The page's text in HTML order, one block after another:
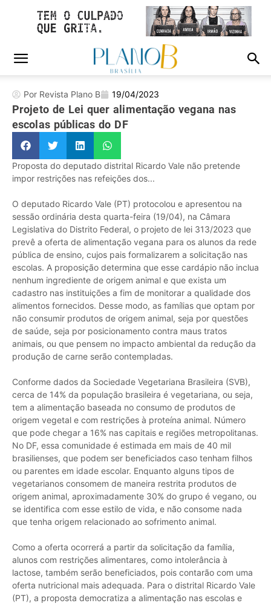
Por Revista Plano B 19/04/2023
Projeto de Lei quer alimentação vegana nas
escolas públicas do DF
Proposta do deputado distrital Ricardo Vale não pretende
impor restrições nas refeições dos...
O deputado Ricardo Vale (PT) protocolou e apresentou na
sessão ordinária desta quarta-feira (19/04), na Câmara
Legislativa do Distrito Federal, o projeto de lei 313/2023 que
prevê a oferta de alimentação vegana para os alunos da rede
pública de ensino, cujos pais formalizarem a solicitação nas
escolas. A proposição determina que esse cardápio não inclua
nenhum ingrediente de origem animal e que exista um
cadastro nas instituições a fim de monitorar a qualidade dos
alimentos fornecidos. Desse modo, as famílias que optam por
não consumir produtos de origem animal, seja por questões
de saúde, seja por posicionamento contra maus tratos
animais, ou que pensem no impacto ambiental da redução da
produção de carne serão contempladas.
Conforme dados da Sociedade Vegetariana Brasileira (SVB),
cerca de 14% da população brasileira é vegetariana, ou seja,
tem a alimentação baseada no consumo de produtos de
origem vegetal e com restrições à proteína animal. Número
que pode chegar a 16% nas capitais e regiões metropolitanas.
No DF, essa comunidade é estimada em mais de 40 mil
brasilienses, que podem ser beneficiados caso tenham filhos
ou parentes em idade escolar. Enquanto alguns tipos de
vegetarianos consomem de maneira restrita produtos de
origem animal, aproximadamente 30% do grupo é vegano, ou
se identifica com esse estilo de vida, e não consome nada
que tenha origem relacionado ao sofrimento animal.
Como a oferta ocorrerá a partir da solicitação da família,
alunos com restrições alimentares, como intolerância à
lactose, também serão beneficiados, pois contarão com uma
oferta nutricional mais adequada. Para o distrital Ricardo Vale
(PT), a proposta democratiza a alimentação nas escolas e